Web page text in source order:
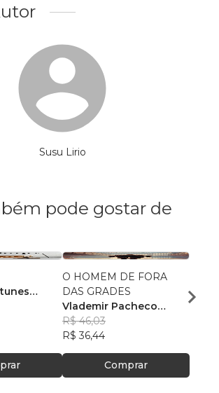
Susu Lirio
pode gostar de
O HOMEM DE FORA
DAS GRADES
Vlademir Pacheco
Custodio
R$ 46,03
R$ 36,44
Comprar
R$